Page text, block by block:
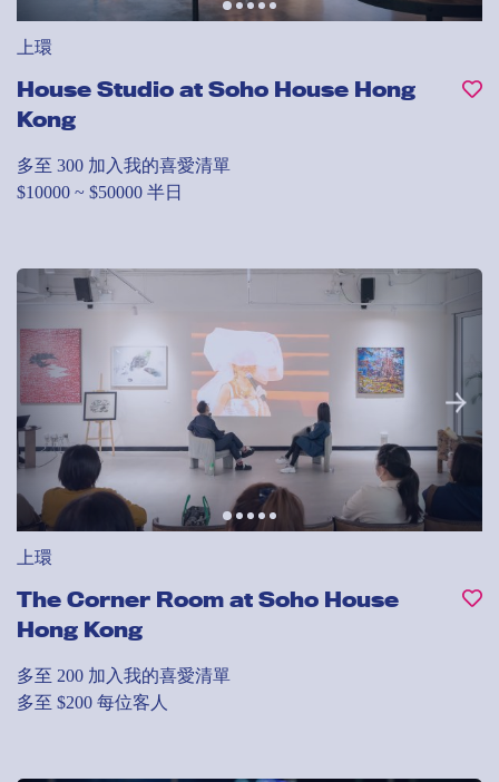
上環
House Studio at Soho House Hong
Kong
多至 300 加入我的喜愛清單
$10000 ~ $50000 半日
上環
The Corner Room at Soho House
Hong Kong
多至 200 加入我的喜愛清單
多至 $200 每位客人